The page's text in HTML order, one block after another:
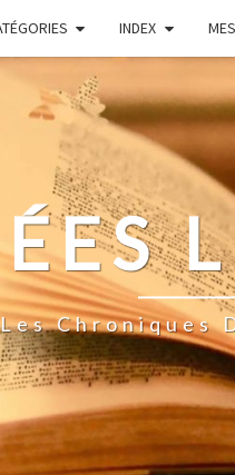
INDEX
Les Chroniques